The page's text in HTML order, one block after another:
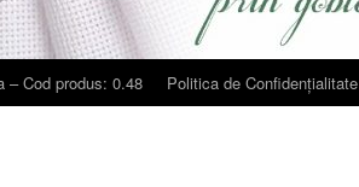
– Cod produs: 0.48 Politica de Confidențialitate